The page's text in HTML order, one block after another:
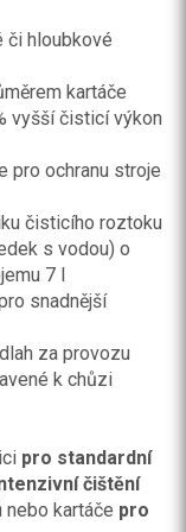
či hloubkové
kartáče
vyšší čisticí výkon
pro ochranu stroje
čisticího roztoku
s vodou) o
7 l
snadnější
za provozu
k chůzi
pro standardní
čištění
nebo kartáče pro